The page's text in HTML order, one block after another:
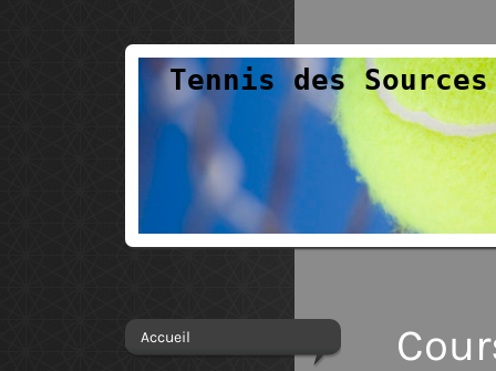
Tennis des
Accueil